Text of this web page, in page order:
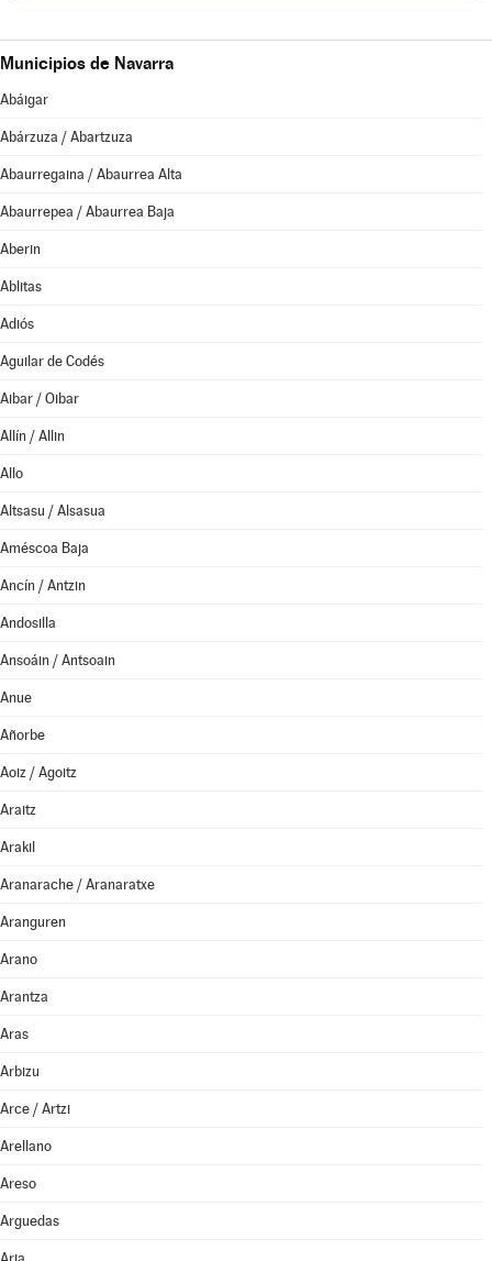
Municipios de Navarra
Abáigar
Abárzuza / Abartzuza
Abaurregaina / Abaurrea Alta
Abaurrepea / Abaurrea Baja
Aberin
Ablitas
Adiós
Aguilar de Codés
Aibar / Oibar
Allín / Allin
Allo
Altsasu / Alsasua
Améscoa Baja
Ancín / Antzin
Andosilla
Ansoáin / Antsoain
Anue
Añorbe
Aoiz / Agoitz
Araitz
Arakil
Aranarache / Aranaratxe
Aranguren
Arano
Arantza
Aras
Arbizu
Arce / Artzi
Arellano
Areso
Arguedas